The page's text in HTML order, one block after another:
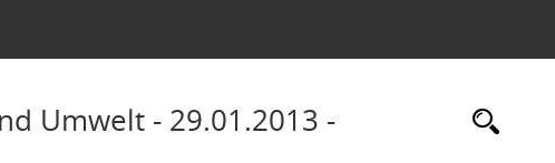
Umwelt - 29.01.2013 -